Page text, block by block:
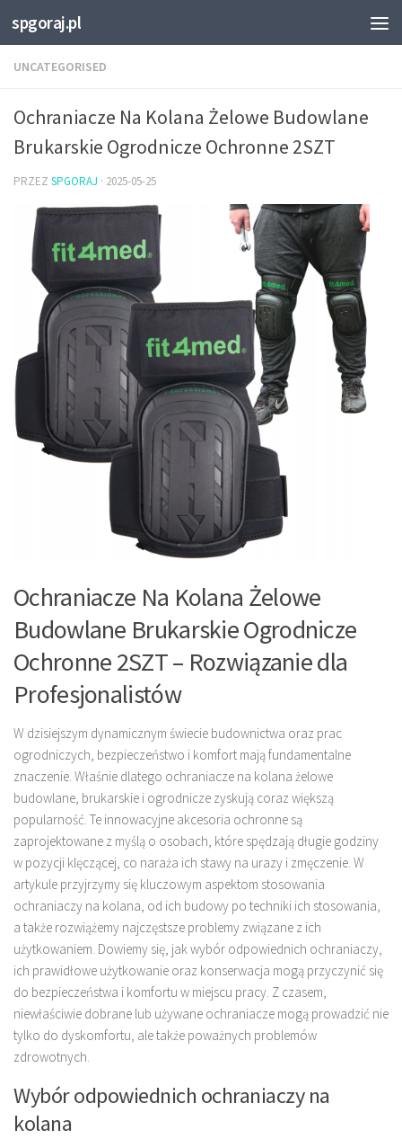
Przejdź do treści
spgoraj.pl
UNCATEGORISED
Ochraniacze Na Kolana Żelowe Budowlane
Brukarskie Ogrodnicze Ochronne 2SZT
PRZEZ SPGORAJ · 2025-05-25
Ochraniacze Na Kolana Żelowe
Budowlane Brukarskie Ogrodnicze
Ochronne 2SZT – Rozwiązanie dla
Profesjonalistów
W dzisiejszym dynamicznym świecie budownictwa oraz prac
ogrodniczych, bezpieczeństwo i komfort mają fundamentalne
znaczenie. Właśnie dlatego ochraniacze na kolana żelowe
budowlane, brukarskie i ogrodnicze zyskują coraz większą
popularność. Te innowacyjne akcesoria ochronne są
zaprojektowane z myślą o osobach, które spędzają długie godziny
w pozycji klęczącej, co naraża ich stawy na urazy i zmęczenie. W
artykule przyjrzymy się kluczowym aspektom stosowania
ochraniaczy na kolana, od ich budowy po techniki ich stosowania,
a także rozwiążemy najczęstsze problemy związane z ich
użytkowaniem. Dowiemy się, jak wybór odpowiednich ochraniaczy,
ich prawidłowe użytkowanie oraz konserwacja mogą przyczynić się
do bezpieczeństwa i komfortu w miejscu pracy. Z czasem,
niewłaściwie dobrane lub używane ochraniacze mogą prowadzić nie
tylko do dyskomfortu, ale także poważnych problemów
zdrowotnych.
Wybór odpowiednich ochraniaczy na
kolana